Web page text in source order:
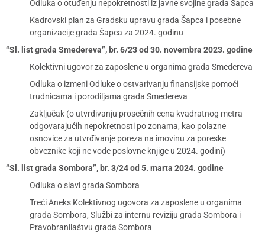
Odluka o otuđenju nepokretnosti iz javne svojine grada Šapca
Kadrovski plan za Gradsku upravu grada Šapca i posebne
organizacije grada Šapca za 2024. godinu
“Sl. list grada Smedereva”, br. 6/23 od 30. novembra 2023. godine
Kolektivni ugovor za zaposlene u organima grada Smedereva
Odluka o izmeni Odluke o ostvarivanju finansijske pomoći
trudnicama i porodiljama grada Smedereva
Zaključak (o utvrđivanju prosečnih cena kvadratnog metra
odgovarajućih nepokretnosti po zonama, kao polazne
osnovice za utvrđivanje poreza na imovinu za poreske
obveznike koji ne vode poslovne knjige u 2024. godini)
“Sl. list grada Sombora”, br. 3/24 od 5. marta 2024. godine
Odluka o slavi grada Sombora
Treći Aneks Kolektivnog ugovora za zaposlene u organima
grada Sombora, Službi za internu reviziju grada Sombora i
Pravobranilaštvu grada Sombora